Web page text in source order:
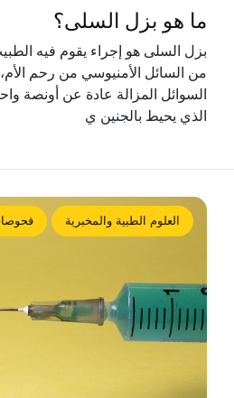
ما هو بزل السلى؟
بزل السلى هو إجراء يقوم فيه
من السائل الأمنيوسي من رحم الأم،
السوائل المزالة عادة عن أونصة
الذي يحيط بالجنين ي
العلوم الطبية والمخبرية